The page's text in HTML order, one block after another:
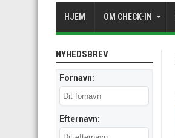
HJEM OM CHECK-IN
NYHEDSBREV
Fornavn:
Efternavn: